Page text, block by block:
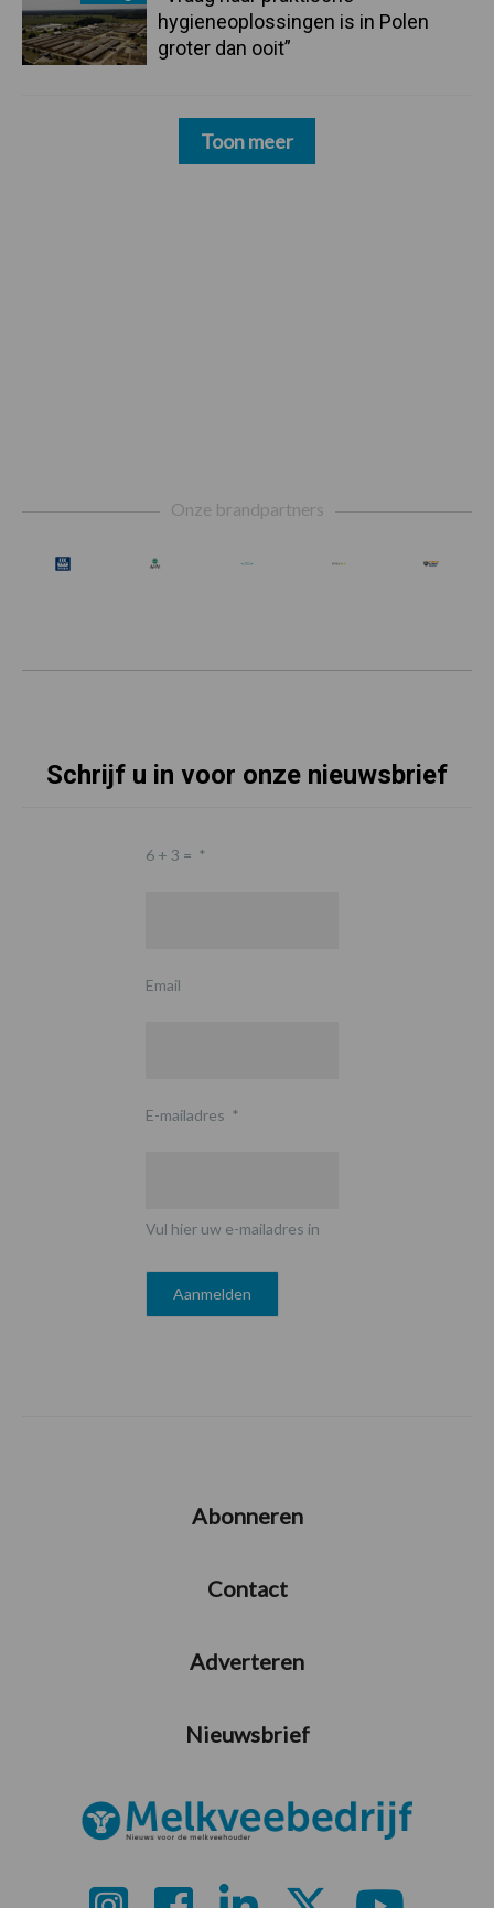
hygieneoplossingen is in Polen
groter dan ooit”
Toon meer
Onze brandpartners
Schrijf u in voor onze nieuwsbrief
6 + 3 = *
Email
E-mailadres *
Vul hier uw e-mailadres in
Abonneren
Contact
Adverteren
Nieuwsbrief